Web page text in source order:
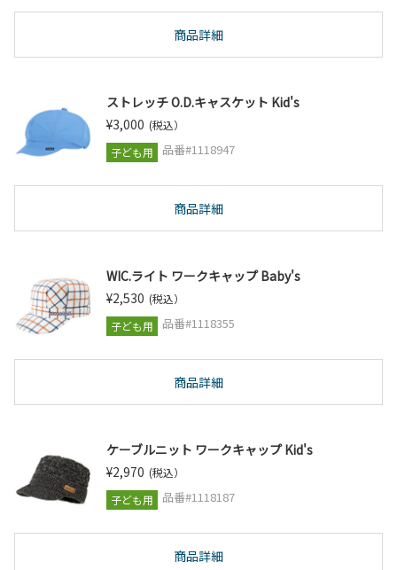
商品詳細
ストレッチ O.D.キャスケット Kid's
¥3,000 (税込）
子ども用
品番#1118947
商品詳細
WIC.ライト ワークキャップ Baby's
¥2,530 (税込）
子ども用
品番#1118355
商品詳細
ケーブルニット ワークキャップ Kid's
¥2,970 (税込）
子ども用
品番#1118187
商品詳細